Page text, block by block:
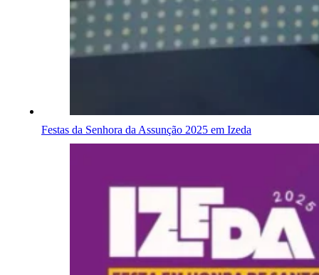
Festas da Senhora da Assunção 2025 em Izeda